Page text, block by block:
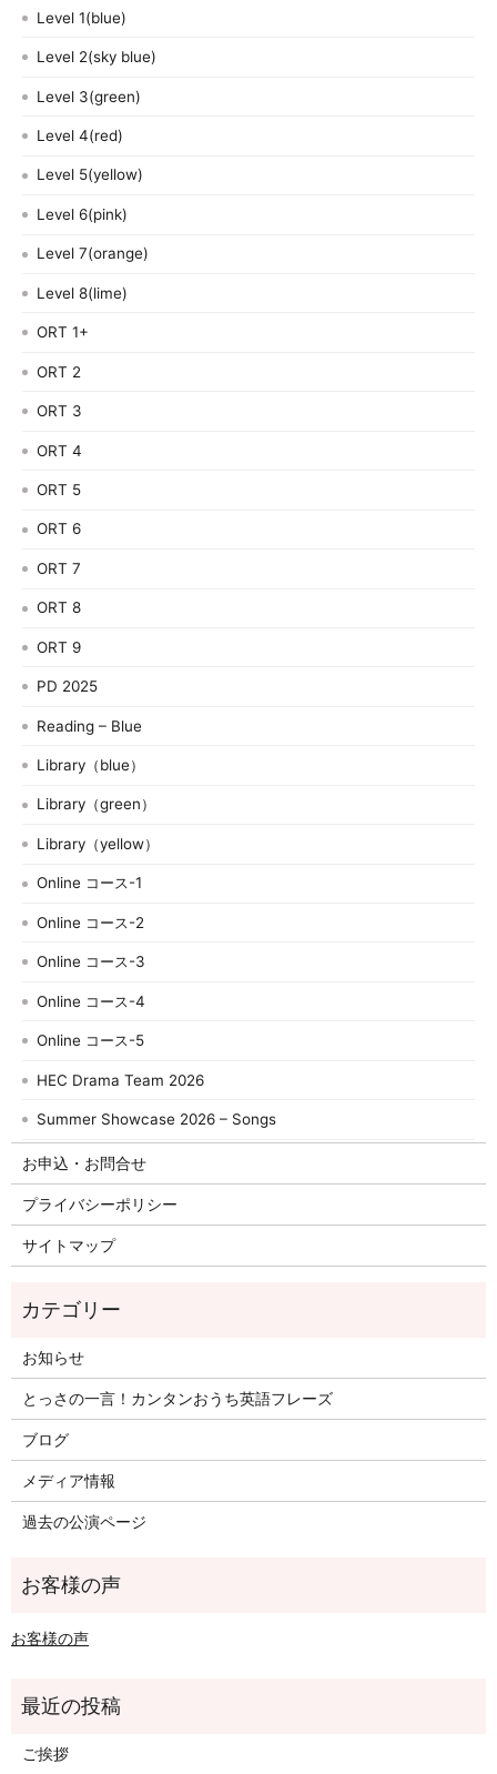
Level 1(blue)
Level 2(sky blue)
Level 3(green)
Level 4(red)
Level 5(yellow)
Level 6(pink)
Level 7(orange)
Level 8(lime)
ORT 1+
ORT 2
ORT 3
ORT 4
ORT 5
ORT 6
ORT 7
ORT 8
ORT 9
PD 2025
Reading – Blue
Library（blue）
Library（green）
Library（yellow）
Online コース-1
Online コース-2
Online コース-3
Online コース-4
Online コース-5
HEC Drama Team 2026
Summer Showcase 2026 – Songs
お申込・お問合せ
プライバシーポリシー
サイトマップ
お知らせ
とっさの一言！カンタンおうち英語フレーズ
ブログ
メディア情報
過去の公演ページ
お客様の声
ご挨拶